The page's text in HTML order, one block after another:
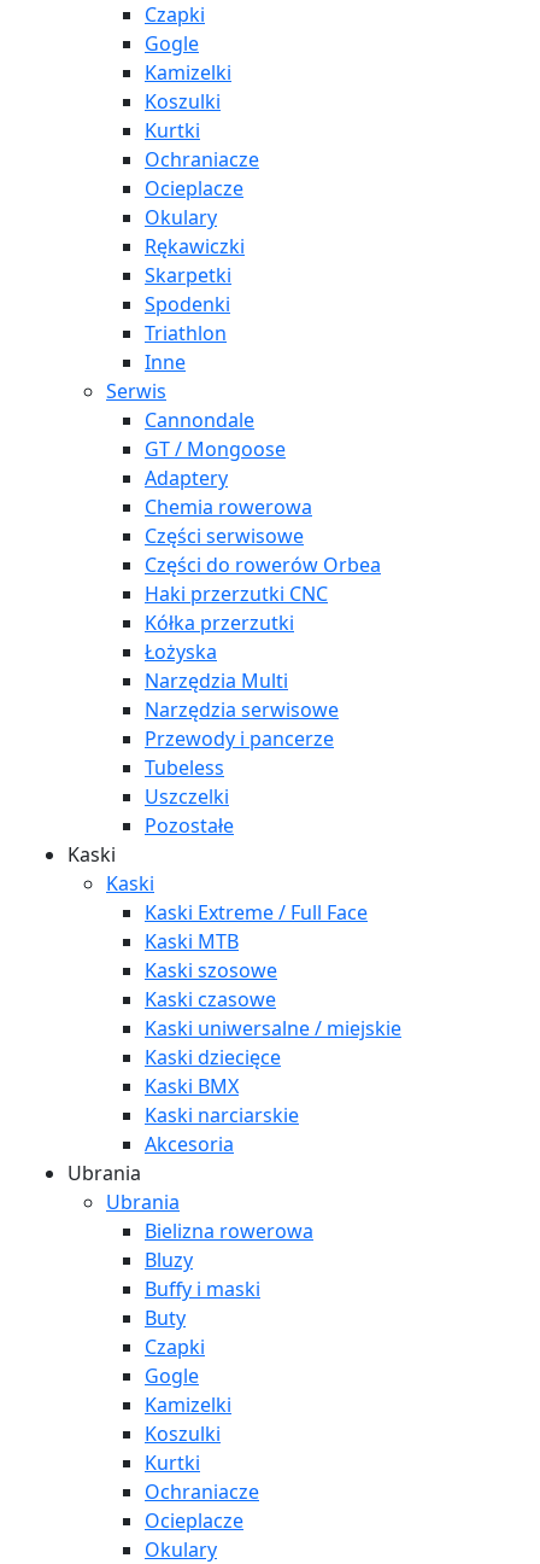
Czapki
Gogle
Kamizelki
Koszulki
Kurtki
Ochraniacze
Ocieplacze
Okulary
Rękawiczki
Skarpetki
Spodenki
Triathlon
Inne
Serwis
Cannondale
GT / Mongoose
Adaptery
Chemia rowerowa
Części serwisowe
Części do rowerów Orbea
Haki przerzutki CNC
Kółka przerzutki
Łożyska
Narzędzia Multi
Narzędzia serwisowe
Przewody i pancerze
Tubeless
Uszczelki
Pozostałe
Kaski
Kaski
Kaski Extreme / Full Face
Kaski MTB
Kaski szosowe
Kaski czasowe
Kaski uniwersalne / miejskie
Kaski dziecięce
Kaski BMX
Kaski narciarskie
Akcesoria
Ubrania
Ubrania
Bielizna rowerowa
Bluzy
Buffy i maski
Buty
Czapki
Gogle
Kamizelki
Koszulki
Kurtki
Ochraniacze
Ocieplacze
Okulary